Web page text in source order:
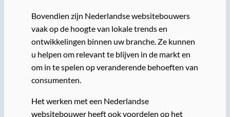
Bovendien zijn Nederlandse websitebouwers
vaak op de hoogte van lokale trends en
ontwikkelingen binnen uw branche. Ze kunnen
u helpen om relevant te blijven in de markt en
om in te spelen op veranderende behoeften van
consumenten.
Het werken met een Nederlandse
websitebouwer heeft ook voordelen op het